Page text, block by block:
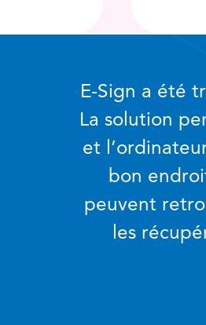
E-Sign a été
La solution
et
bon
peuvent
les